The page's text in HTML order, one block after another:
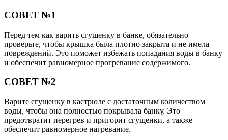
СОВЕТ №1
Перед тем как варить сгущенку в банке, обязательно
проверьте, чтобы крышка была плотно закрыта и не имела
повреждений. Это поможет избежать попадания воды в банку
и обеспечит равномерное прогревание содержимого.
СОВЕТ №2
Варите сгущенку в кастрюле с достаточным количеством
воды, чтобы она полностью покрывала банку. Это
предотвратит перегрев и пригорит сгущенки, а также
обеспечит равномерное нагревание.